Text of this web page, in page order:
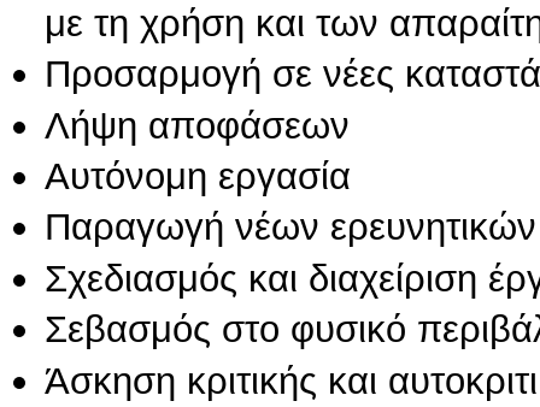
με τη χρήση και των
Προσαρμογή σε νέες
Λήψη αποφάσεων
Αυτόνομη εργασία
Παραγωγή νέων
Σχεδιασμός και διαχείριση
Σεβασμός στο φυσικό
Άσκηση κριτικής και